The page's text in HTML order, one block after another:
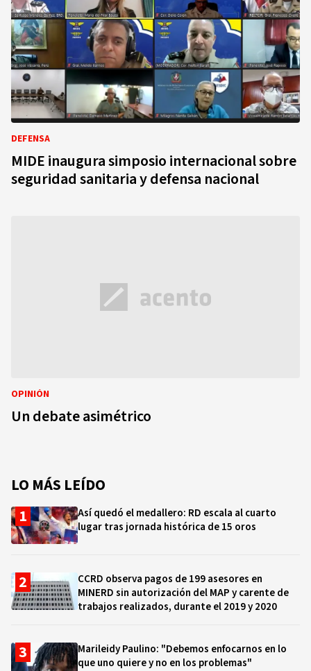
DEFENSA
MIDE inaugura simposio internacional sobre
seguridad sanitaria y defensa nacional
OPINIÓN
Un debate asimétrico
LO MÁS LEÍDO
Así quedó el medallero: RD escala al cuarto
lugar tras jornada histórica de 15 oros
CCRD observa pagos de 199 asesores en
MINERD sin autorización del MAP y carente de
trabajos realizados, durante el 2019 y 2020
Marileidy Paulino: "Debemos enfocarnos en lo
que uno quiere y no en los problemas"